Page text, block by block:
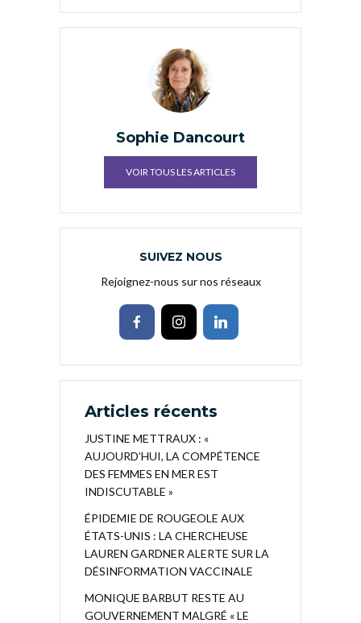
Sophie Dancourt
VOIR TOUS LES ARTICLES
SUIVEZ NOUS
Rejoignez-nous sur nos réseaux
Articles récents
JUSTINE METTRAUX : «
AUJOURD’HUI, LA COMPÉTENCE
DES FEMMES EN MER EST
INDISCUTABLE »
ÉPIDEMIE DE ROUGEOLE AUX
ÉTATS-UNIS : LA CHERCHEUSE
LAUREN GARDNER ALERTE SUR LA
DÉSINFORMATION VACCINALE
MONIQUE BARBUT RESTE AU
GOUVERNEMENT MALGRÉ « LE